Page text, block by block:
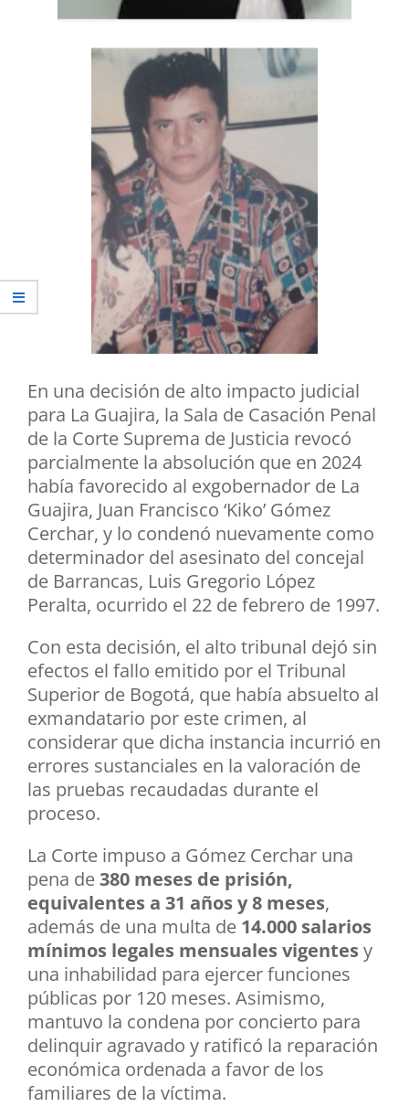
En una decisión de alto impacto judicial
para La Guajira, la Sala de Casación Penal
de la Corte Suprema de Justicia revocó
parcialmente la absolución que en 2024
había favorecido al exgobernador de La
Guajira, Juan Francisco ‘Kiko’ Gómez
Cerchar, y lo condenó nuevamente como
determinador del asesinato del concejal
de Barrancas, Luis Gregorio López
Peralta, ocurrido el 22 de febrero de 1997.
Con esta decisión, el alto tribunal dejó sin
efectos el fallo emitido por el Tribunal
Superior de Bogotá, que había absuelto al
exmandatario por este crimen, al
considerar que dicha instancia incurrió en
errores sustanciales en la valoración de
las pruebas recaudadas durante el
proceso.
La Corte impuso a Gómez Cerchar una
pena de380 meses de prisión,
equivalentes a 31 años y 8 meses,
además de una multa de 14.000 salarios
mínimos legales mensuales vigentesy
una inhabilidad para ejercer funciones
públicas por 120 meses. Asimismo,
mantuvo la condena por concierto para
delinquir agravado y ratificó la reparación
económica ordenada a favor de los
familiares de la víctima.